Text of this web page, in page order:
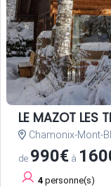
LE MAZOT LES
Chamonix-Mont-
de 990€ à
4 personne(s)